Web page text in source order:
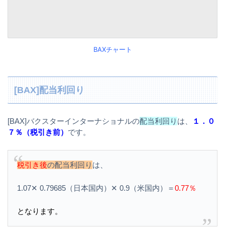
BAXチャート
[BAX]配当利回り
[BAX]バクスターインターナショナルの配当利回り は、
１．０
７％（税引き前） です。
税引き後の配当利回り は、
1.07✕ 0.79685（日本国内）✕ 0.9（米国内）＝0.77％
となります。